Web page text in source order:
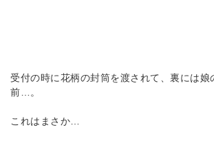
受付の時に花柄の封筒を渡されて、裏には娘
前…。
これはまさか…